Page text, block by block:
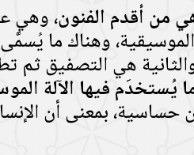
من أقدم الفنون، وهي
وهناك ما
هي التصفيق ثم
يُستخدَم فيها الآلة
حساسية، بمعنى أن